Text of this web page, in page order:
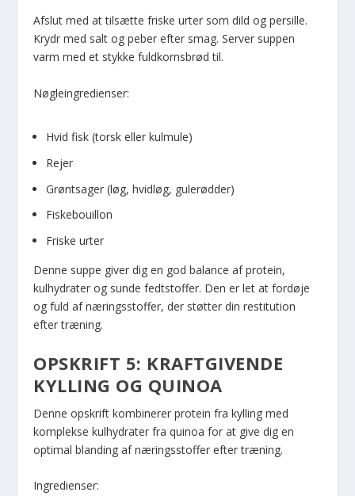
Afslut med at tilsætte friske urter som dild og persille.
Krydr med salt og peber efter smag. Server suppen
varm med et stykke fuldkornsbrød til.
Nøgleingredienser:
Hvid fisk (torsk eller kulmule)
Rejer
Grøntsager (løg, hvidløg, gulerødder)
Fiskebouillon
Friske urter
Denne suppe giver dig en god balance af protein,
kulhydrater og sunde fedtstoffer. Den er let at fordøje
og fuld af næringsstoffer, der støtter din restitution
efter træning.
OPSKRIFT 5: KRAFTGIVENDE
KYLLING OG QUINOA
Denne opskrift kombinerer protein fra kylling med
komplekse kulhydrater fra quinoa for at give dig en
optimal blanding af næringsstoffer efter træning.
Ingredienser: